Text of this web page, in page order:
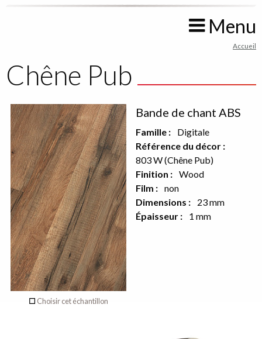
Menu
are
here
Accueil
Chêne Pub
Décor
recto
Aucun décor
sur le verso de
ce produit
Choisir cet échantillon
Bande de chant ABS
Famille :
Digitale
Référence du décor :
803 W (Chêne Pub)
Finition : Wood
Film : non
Dimensions :
23 mm
Épaisseur :
1 mm